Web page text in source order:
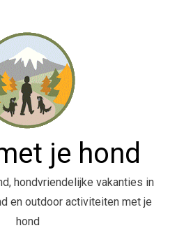
je hond
hondvriendelijke vakanties in
en outdoor activiteiten met je
hond